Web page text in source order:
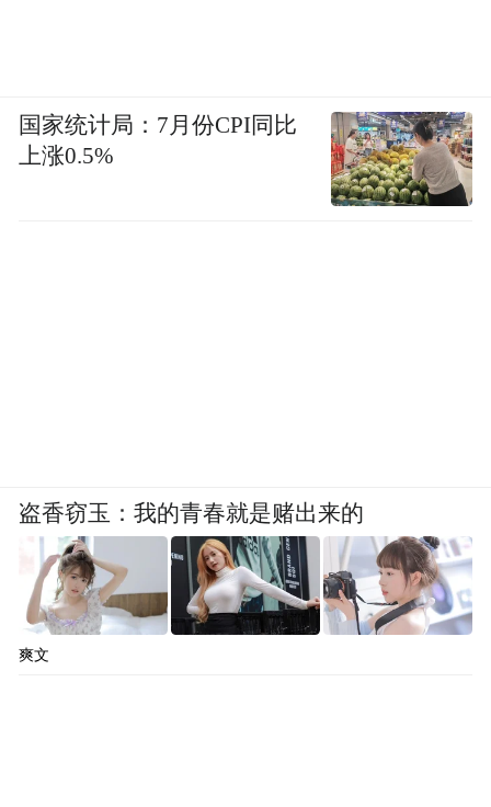
国家统计局：7月份CPI同比
上涨0.5%
盗香窃玉：我的青春就是赌出来的
爽文